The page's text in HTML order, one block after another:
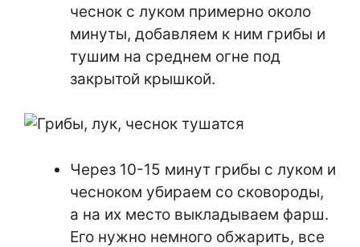
чеснок с луком примерно около
минуты, добавляем к ним грибы и
тушим на среднем огне под
закрытой крышкой.
Через 10-15 минут грибы с луком и
чесноком убираем со сковороды,
а на их место выкладываем фарш.
Его нужно немного обжарить, все